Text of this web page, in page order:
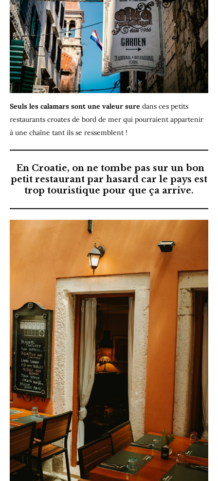
Seuls les calamars sont une valeur sure dans ces petits
restaurants croates de bord de mer qui pourraient appartenir
à une chaîne tant ils se ressemblent !
En Croatie, on ne tombe pas sur un bon
petit restaurant par hasard car le pays est
trop touristique pour que ça arrive.